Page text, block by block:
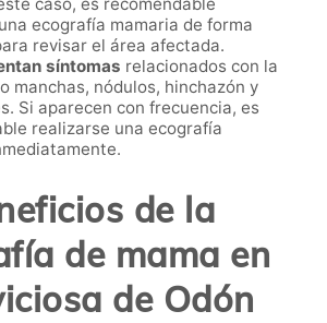
ecografía mamaria de forma
revisar el área afectada.
síntomas relacionados con la
manchas, nódulos, hinchazón y
Si aparecen con frecuencia, es
realizarse una ecografía
de la
de mama en
de Odón